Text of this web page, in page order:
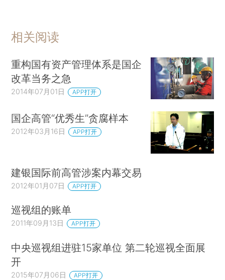
相关阅读
重构国有资产管理体系是国企
改革当务之急
2014年07月01日 APP打开
国企高管“优秀生”贪腐样本
2012年03月16日 APP打开
建银国际前高管涉案内幕交易
2012年01月07日 APP打开
巡视组的账单
2011年09月13日 APP打开
中央巡视组进驻15家单位 第二轮巡视全面展
开
2015年07月06日 APP打开